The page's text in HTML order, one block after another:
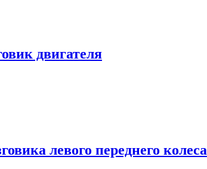
двигателя
левого переднего колеса